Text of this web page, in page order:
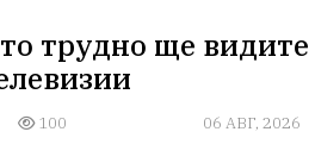
трудно ще видите
100 06 АВГ, 2026